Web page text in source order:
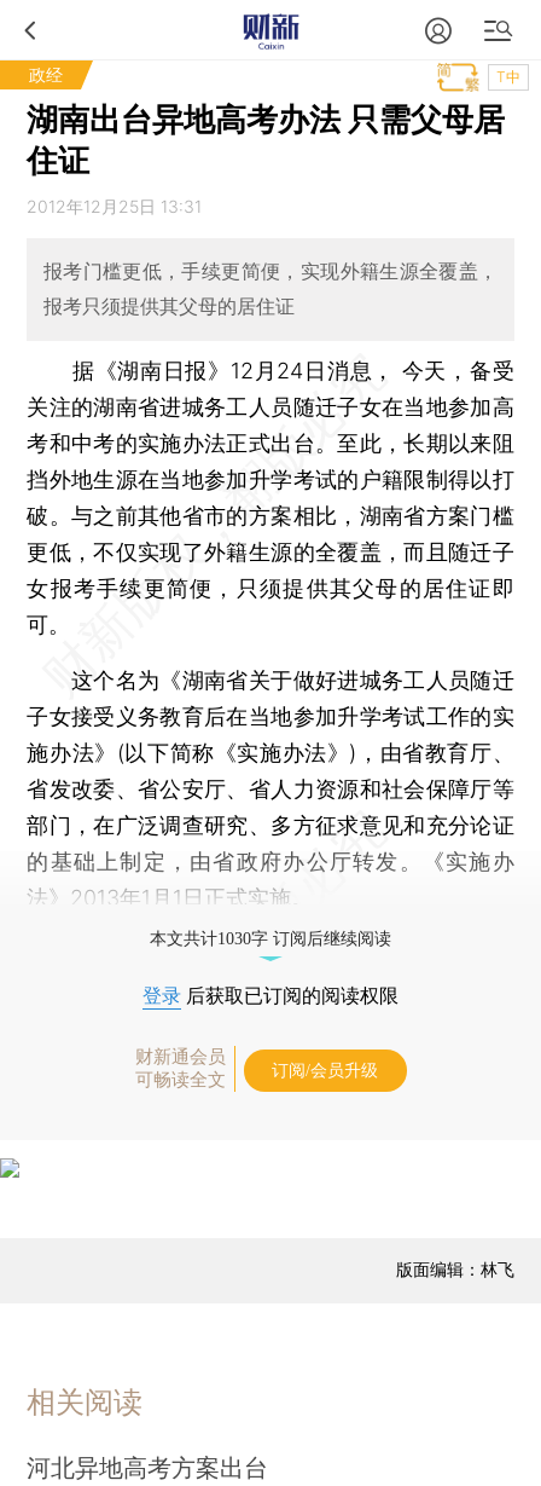
政经 T中
湖南出台异地高考办法 只需父母居
住证
2012年12月25日 13:31
报考门槛更低，手续更简便，实现外籍生源全覆盖，
报考只须提供其父母的居住证
据《湖南日报》12月24日消息， 今天，备受
关注的湖南省进城务工人员随迁子女在当地参加高
考和中考的实施办法正式出台。至此，长期以来阻
挡外地生源在当地参加升学考试的户籍限制得以打
破。与之前其他省市的方案相比，湖南省方案门槛
更低，不仅实现了外籍生源的全覆盖，而且随迁子
女报考手续更简便，只须提供其父母的居住证即
可。
这个名为《湖南省关于做好进城务工人员随迁
子女接受义务教育后在当地参加升学考试工作的实
施办法》(以下简称《实施办法》)，由省教育厅、
省发改委、省公安厅、省人力资源和社会保障厅等
部门，在广泛调查研究、多方征求意见和充分论证
的基础上制定，由省政府办公厅转发。《实施办
法》2013年1月1日正式实施。
本文共计1030字 订阅后继续阅读
登录 后获取已订阅的阅读权限
财新通会员
可畅读全文
订阅/会员升级
版面编辑：林飞
相关阅读
河北异地高考方案出台